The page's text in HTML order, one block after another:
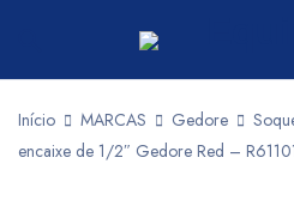
Início MARCAS Gedore
encaixe de 1/2″ Gedore Red –